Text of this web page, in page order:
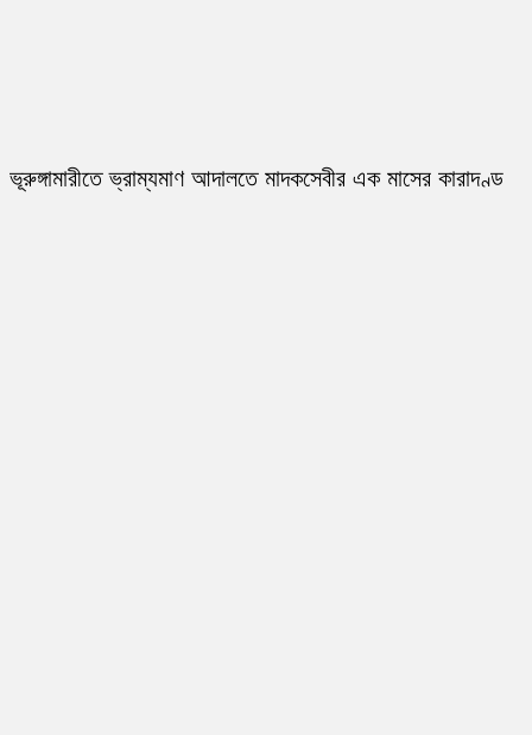
ভূরুঙ্গামারীতে ভ্রাম্যমাণ আদালতে মাদকসেবীর এক মাসের কারাদণ্ড